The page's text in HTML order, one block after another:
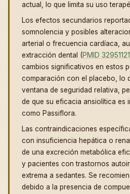
actual, lo que limita su uso
Los efectos secundarios
somnolencia y posibles
arterial o frecuencia cardíaca,
extracción dental (PMID 32951121
cambios significativos en estos
comparación con el placebo, lo
ventana de seguridad relativa,
de que su eficacia ansiolítica es
como Passiflora.
Las contraindicaciones
con insuficiencia hepática o
de una excreción metabólica
y pacientes con trastornos
extrema a sedantes. Se
debido a la presencia de